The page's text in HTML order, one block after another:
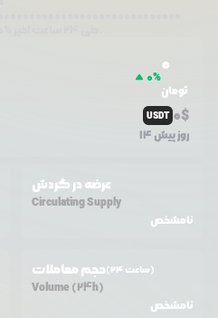
0%
0
تومان
USDT 0$
14 روز پیش
عرضه در گردش
Circulating Supply
نامشخص
حجم معاملات (24 ساعت)
Volume (24h)
نامشخص